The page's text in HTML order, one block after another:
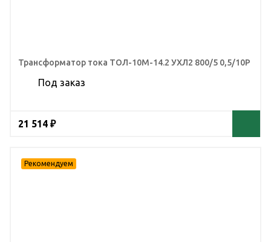
Трансформатор тока ТОЛ-10М-14.2 УХЛ2 800/5 0,5/10Р
Под заказ
21 514 ₽